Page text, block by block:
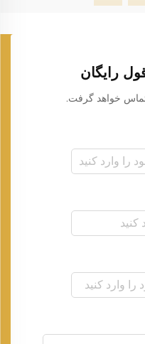
رایگان
تماس خواهد گرفت.